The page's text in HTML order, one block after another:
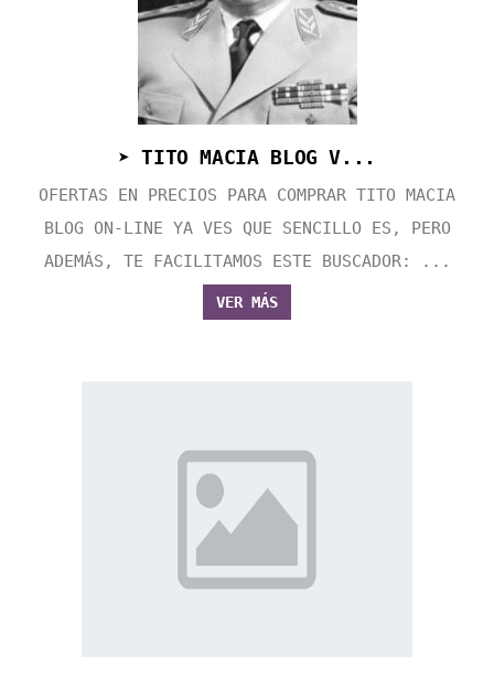
➤ TITO MACIA BLOG V...
OFERTAS EN PRECIOS PARA COMPRAR TITO MACIA
BLOG ON-LINE YA VES QUE SENCILLO ES, PERO
ADEMÁS, TE FACILITAMOS ESTE BUSCADOR: ...
VER MÁS